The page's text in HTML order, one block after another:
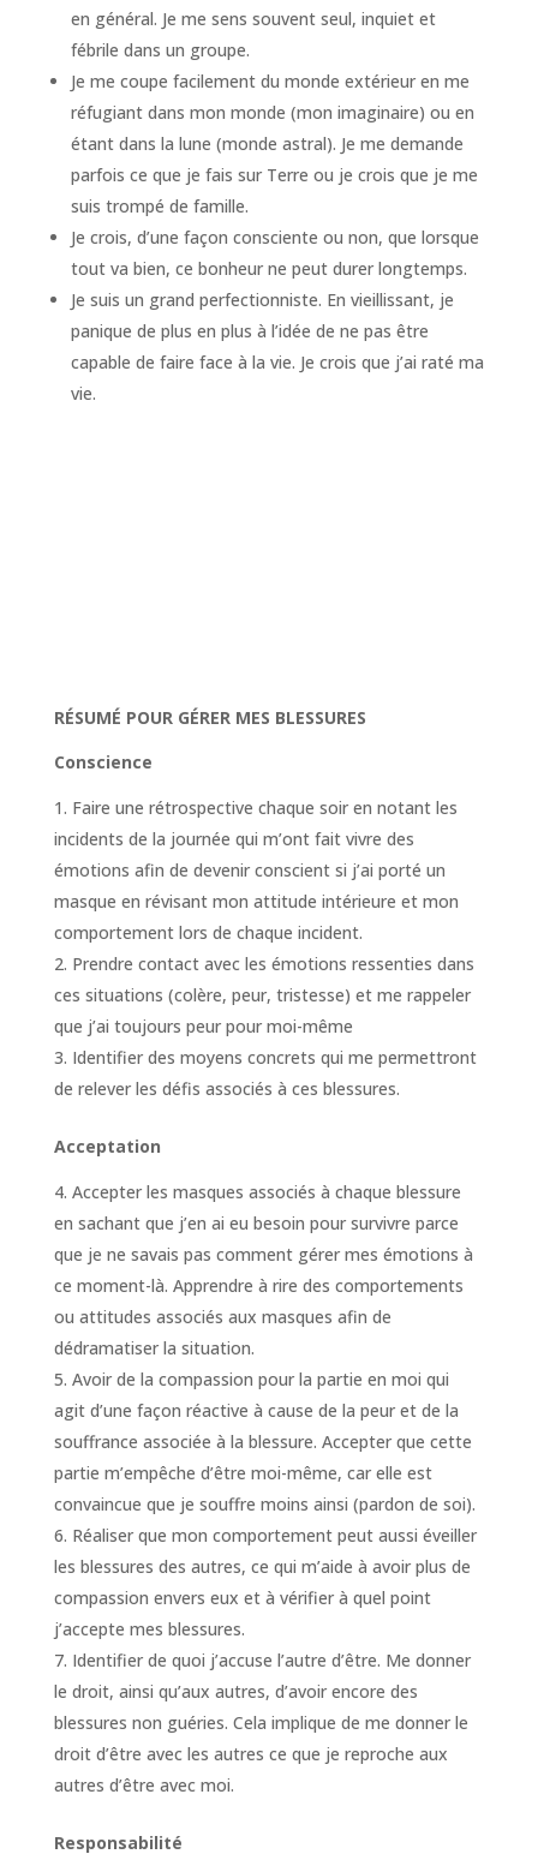
en général. Je me sens souvent seul, inquiet et
fébrile dans un groupe.
Je me coupe facilement du monde extérieur en me
réfugiant dans mon monde (mon imaginaire) ou en
étant dans la lune (monde astral). Je me demande
parfois ce que je fais sur Terre ou je crois que je me
suis trompé de famille.
Je crois, d’une façon consciente ou non, que lorsque
tout va bien, ce bonheur ne peut durer longtemps.
Je suis un grand perfectionniste. En vieillissant, je
panique de plus en plus à l’idée de ne pas être
capable de faire face à la vie. Je crois que j’ai raté ma
vie.
RÉSUMÉ POUR GÉRER MES BLESSURES
Conscience
Faire une rétrospective chaque soir en notant les
incidents de la journée qui m’ont fait vivre des
émotions afin de devenir conscient si j’ai porté un
masque en révisant mon attitude intérieure et mon
comportement lors de chaque incident.
Prendre contact avec les émotions ressenties dans
ces situations (colère, peur, tristesse) et me rappeler
que j’ai toujours peur pour moi-même
Identifier des moyens concrets qui me permettront
de relever les défis associés à ces blessures.
Acceptation
Accepter les masques associés à chaque blessure
en sachant que j’en ai eu besoin pour survivre parce
que je ne savais pas comment gérer mes émotions à
ce moment-là. Apprendre à rire des comportements
ou attitudes associés aux masques afin de
dédramatiser la situation.
Avoir de la compassion pour la partie en moi qui
agit d’une façon réactive à cause de la peur et de la
souffrance associée à la blessure. Accepter que cette
partie m’empêche d’être moi-même, car elle est
convaincue que je souffre moins ainsi (pardon de soi).
Réaliser que mon comportement peut aussi éveiller
les blessures des autres, ce qui m’aide à avoir plus de
compassion envers eux et à vérifier à quel point
j’accepte mes blessures.
Identifier de quoi j’accuse l’autre d’être. Me donner
le droit, ainsi qu’aux autres, d’avoir encore des
blessures non guéries. Cela implique de me donner le
droit d’être avec les autres ce que je reproche aux
autres d’être avec moi.
Responsabilité